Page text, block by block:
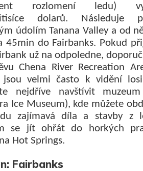
rozlomení ledu)
dolarů. Následuje
údolím Tanana Valley a od
45min do Fairbanks. Pokud
už na odpoledne,
Chena River Recreation
jsou velmi často k vidění
nejdříve navštívit
Ice Museum), kde můžete
zajímavá díla a stavby z
se jít ohřát do horkých
Hot Springs.
Fairbanks